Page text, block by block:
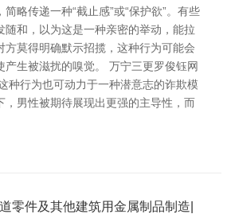
略传递一种“截止感”或“保护欲”。有些
随和，以为这是一种亲密的举动，能拉
方莫得明确默示招揽，这种行为可能会
产生被滋扰的嗅觉。 万宁三更罗俊钰网
种行为也可动力于一种潜意志的诈欺模
，男性被期待展现出更强的主导性，而
零件及其他建筑用金属制品制造|